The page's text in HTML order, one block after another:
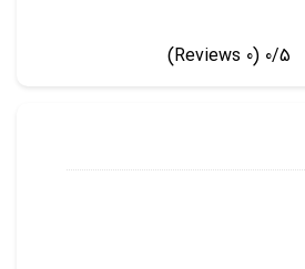
0/5
(0 Reviews)